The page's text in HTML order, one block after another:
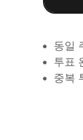
동일
투표
중복